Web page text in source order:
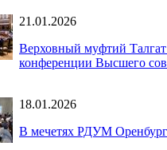
21.01.2026
Верховный муфтий
конференции Высшего
18.01.2026
В мечетях РДУМ